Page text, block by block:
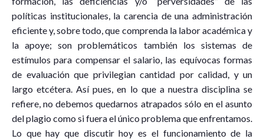
políticas institucionales, la carencia de una administración
eficiente y, sobre todo, que comprenda la labor académica y
la apoye; son problemáticos también los sistemas de
estímulos para compensar el salario, las equívocas formas
de evaluación que privilegian cantidad por calidad, y un
largo etcétera. Así pues, en lo que a nuestra disciplina se
refiere, no debemos quedarnos atrapados sólo en el asunto
del plagio como si fuera el único problema que enfrentamos.
Lo que hay que discutir hoy es el funcionamiento de la